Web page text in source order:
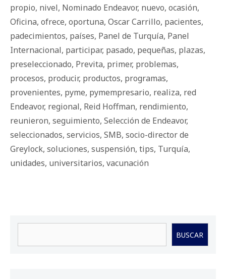
propio, nivel, Nominado Endeavor, nuevo, ocasión,
Oficina, ofrece, oportuna, Oscar Carrillo, pacientes,
padecimientos, países, Panel de Turquía, Panel
Internacional, participar, pasado, pequeñas, plazas,
preseleccionado, Previta, primer, problemas,
procesos, producir, productos, programas,
provenientes, pyme, pymempresario, realiza, red
Endeavor, regional, Reid Hoffman, rendimiento,
reunieron, seguimiento, Selección de Endeavor,
seleccionados, servicios, SMB, socio-director de
Greylock, soluciones, suspensión, tips, Turquía,
unidades, universitarios, vacunación
BUSCAR